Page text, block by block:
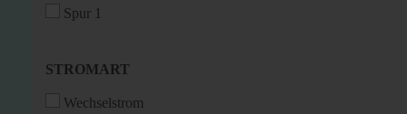
Spur 1
STROMART
STROMART
Wechselstrom